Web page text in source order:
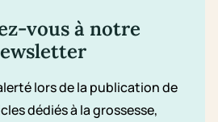
vous à notre
lors de la publication de
dédiés à la grossesse,